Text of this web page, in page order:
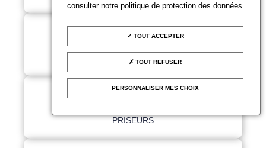
DES ENCHÈRES ET LE
MARCHÉ DE L'ART
PRISEURS
consulter notrepolitique de protection des données
TOUT ACCEPTER
TOUT REFUSER
PERSONNALISER MES CHOIX